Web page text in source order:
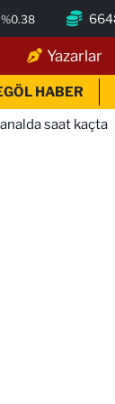
%0.38
Yazarlar
HABER
01:03